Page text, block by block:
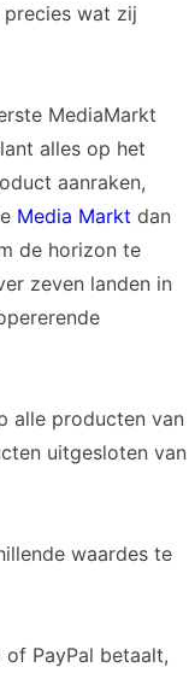
wat zij
MediaMarkt
alles op het
aanraken,
Media Markt dan
de horizon te
zeven landen in
alle producten van
uitgesloten van
waardes te
PayPal betaalt,